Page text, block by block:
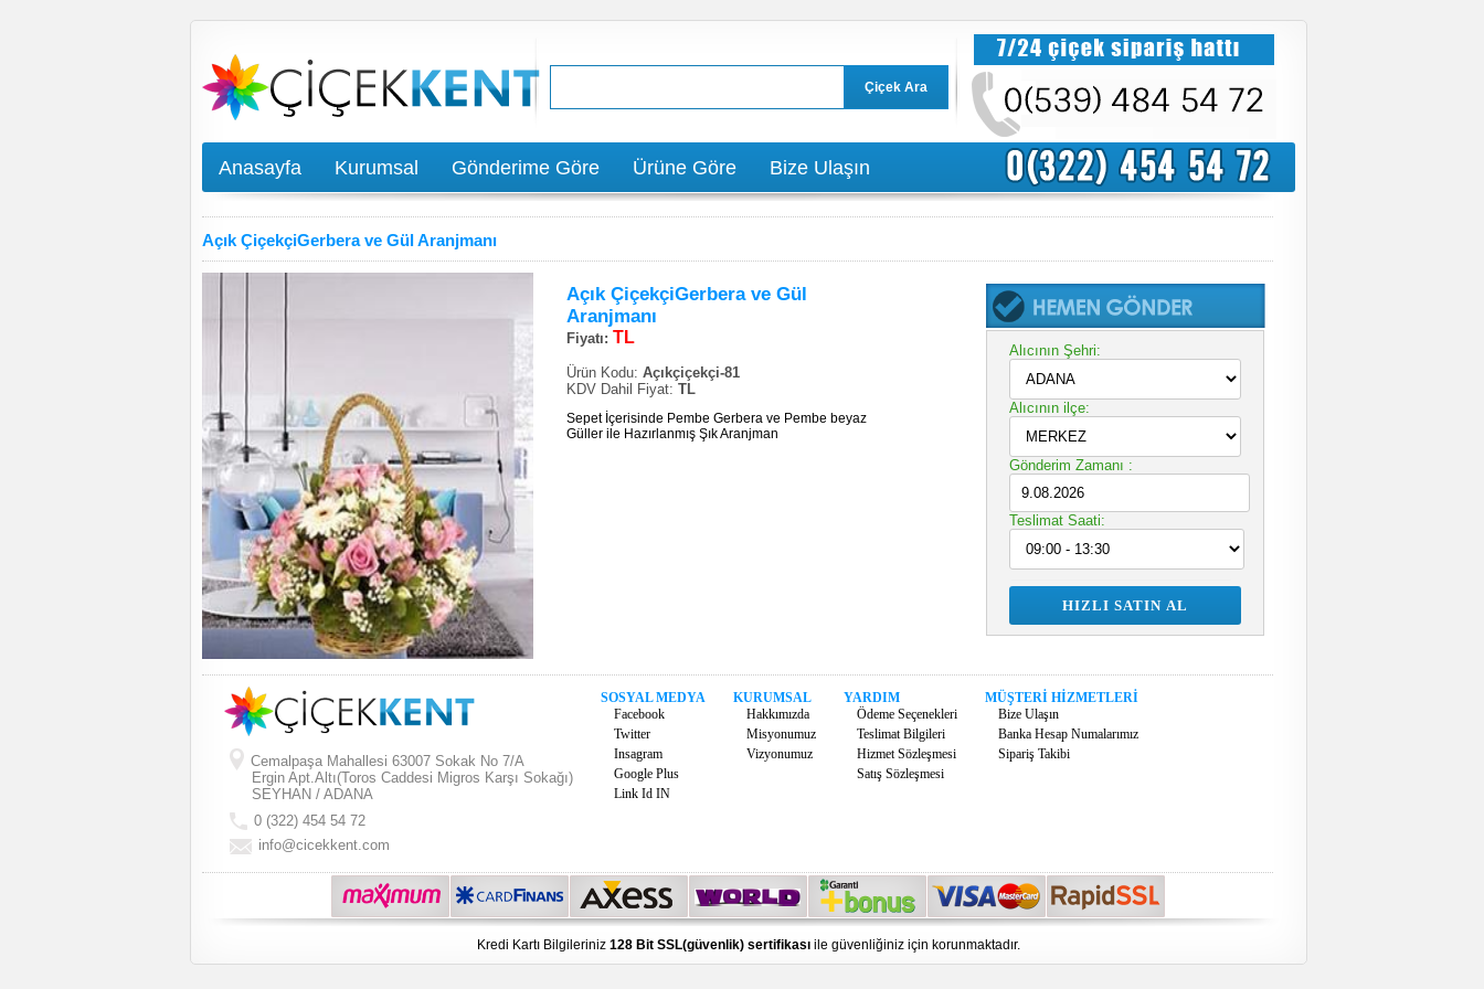
Anasayfa Kurumsal Gönderime Göre Ürüne Göre Bize Ulaşın
Açık ÇiçekçiGerbera ve Gül Aranjmanı
Açık ÇiçekçiGerbera ve Gül
Aranjmanı
Fiyatı: TL
Ürün Kodu: Açıkçiçekçi-81
KDV Dahil Fiyat: TL
Sepet İçerisinde Pembe Gerbera ve Pembe beyaz
Güller ile Hazırlanmış Şık Aranjman
Alıcının Şehri:
Alıcının ilçe:
Gönderim Zamanı :
Teslimat Saati:
Cemalpaşa Mahallesi 63007 Sokak No 7/A
Ergin Apt.Altı(Toros Caddesi Migros Karşı Sokağı)
SEYHAN / ADANA
0 (322) 454 54 72
info@cicekkent.com
SOSYAL MEDYA
Facebook
Twitter
Insagram
Google Plus
Link Id IN
KURUMSAL
Hakkımızda
Misyonumuz
Vizyonumuz
YARDIM
Ödeme Seçenekleri
Teslimat Bilgileri
Hizmet Sözleşmesi
Satış Sözleşmesi
MÜŞTERİ HİZMETLERİ
Bize Ulaşın
Banka Hesap Numalarımız
Sipariş Takibi
Kredi Kartı Bilgileriniz 128 Bit SSL(güvenlik) sertifikası ile güvenliğiniz için korunmaktadır.